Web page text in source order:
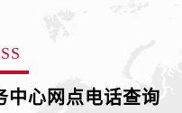
西藏自治区山南市乃东区湖北大道售后服务中心（需提前预约）
中心网点电话查询